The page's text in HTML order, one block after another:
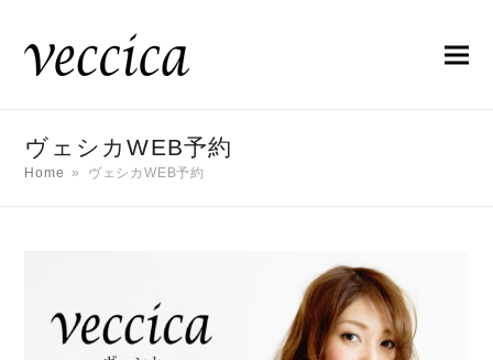
ヴェシカWEB予約
Home » ヴェシカWEB予約